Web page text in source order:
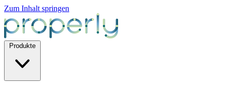
Zum Inhalt springen